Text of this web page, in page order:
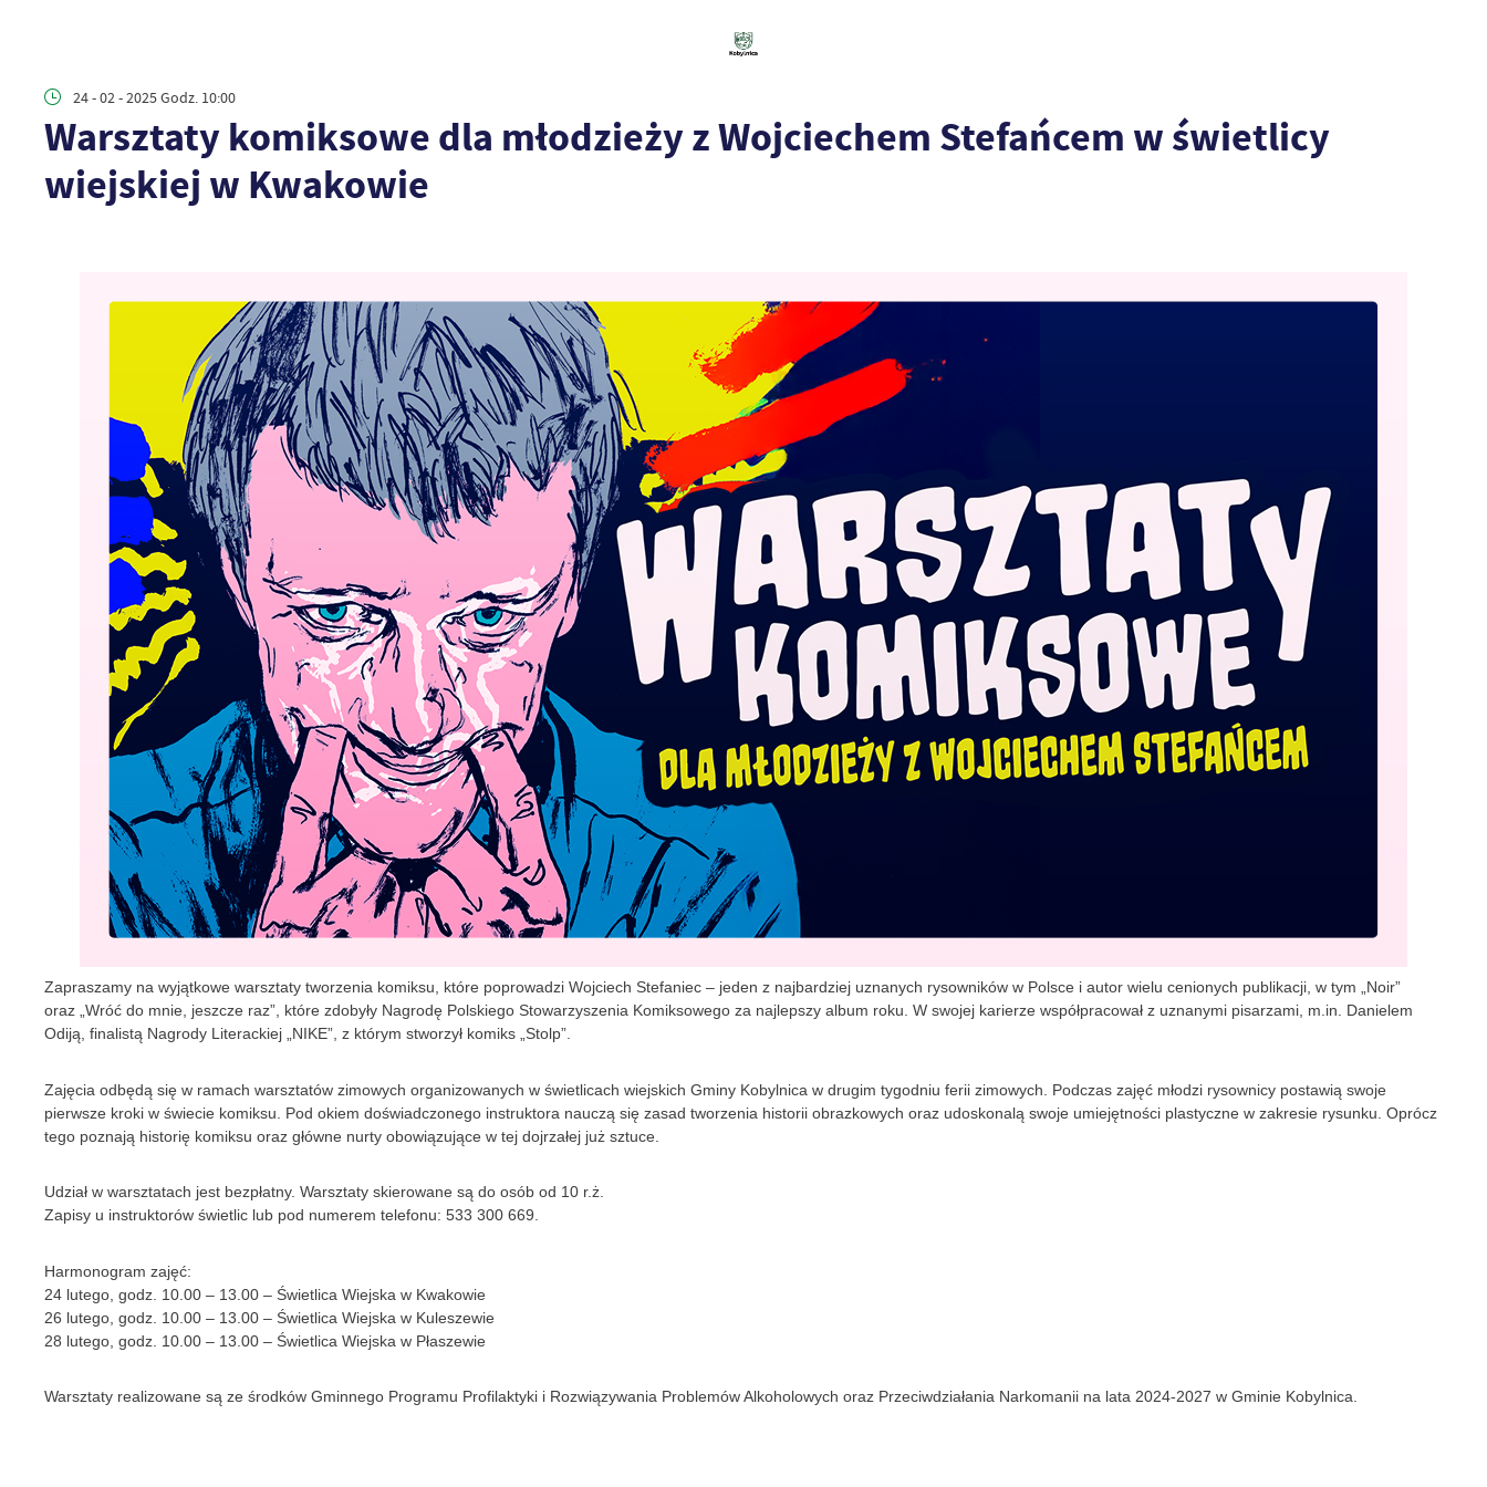
24 - 02 - 2025 Godz. 10:00
Warsztaty komiksowe dla młodzieży z Wojciechem Stefańcem w świetlicy
wiejskiej w Kwakowie
Zapraszamy na wyjątkowe warsztaty tworzenia komiksu, które poprowadzi Wojciech Stefaniec – jeden z najbardziej uznanych rysowników w Polsce i autor wielu cenionych publikacji, w tym „Noir”
oraz „Wróć do mnie, jeszcze raz”, które zdobyły Nagrodę Polskiego Stowarzyszenia Komiksowego za najlepszy album roku. W swojej karierze współpracował z uznanymi pisarzami, m.in. Danielem
Odiją, finalistą Nagrody Literackiej „NIKE”, z którym stworzył komiks „Stolp”.
Zajęcia odbędą się w ramach warsztatów zimowych organizowanych w świetlicach wiejskich Gminy Kobylnica w drugim tygodniu ferii zimowych. Podczas zajęć młodzi rysownicy postawią swoje
pierwsze kroki w świecie komiksu. Pod okiem doświadczonego instruktora nauczą się zasad tworzenia historii obrazkowych oraz udoskonalą swoje umiejętności plastyczne w zakresie rysunku. Oprócz
tego poznają historię komiksu oraz główne nurty obowiązujące w tej dojrzałej już sztuce.
Udział w warsztatach jest bezpłatny. Warsztaty skierowane są do osób od 10 r.ż.
Zapisy u instruktorów świetlic lub pod numerem telefonu: 533 300 669.
Harmonogram zajęć:
24 lutego, godz. 10.00 – 13.00 – Świetlica Wiejska w Kwakowie
26 lutego, godz. 10.00 – 13.00 – Świetlica Wiejska w Kuleszewie
28 lutego, godz. 10.00 – 13.00 – Świetlica Wiejska w Płaszewie
Warsztaty realizowane są ze środków Gminnego Programu Profilaktyki i Rozwiązywania Problemów Alkoholowych oraz Przeciwdziałania Narkomanii na lata 2024-2027 w Gminie Kobylnica.